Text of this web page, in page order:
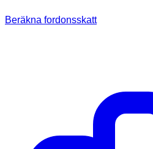
Beräkna fordonsskatt